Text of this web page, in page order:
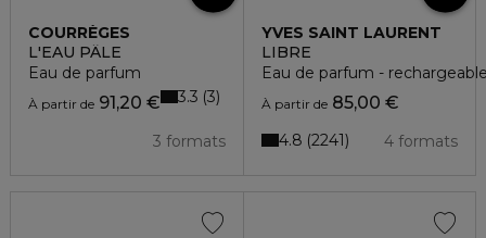
COURRÈGES
L'EAU PÂLE
Eau de parfum
À partir de 91,20 €
3 formats
3.3 3
YVES SAINT LAURENT
LIBRE
Eau de parfum -
À partir de85,00 €
4 formats
4.8 2241